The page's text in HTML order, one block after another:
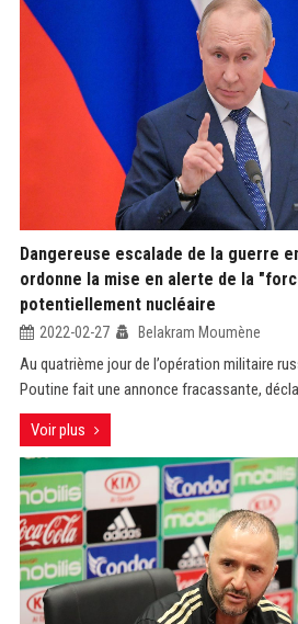
Dangereuse escalade de la guerre
ordonne la mise en alerte de la
potentiellement nucléaire
2022-02-27 Belakram Moumène
Au quatrième jour de l’opération militaire
Poutine fait une annonce fracassante,
Voir plus